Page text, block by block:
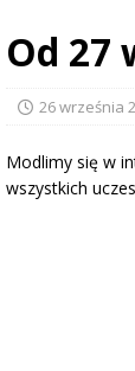
Od 27
26 września
Modlimy się w
wszystkich